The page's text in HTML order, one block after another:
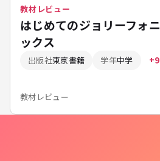
教材レビュー
はじめてのジョリーフォニ
ックス
出版社東京書籍 学年中学 +9
教材レビュー